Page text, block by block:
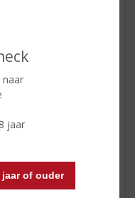
naar
jaar
of ouder
dit product